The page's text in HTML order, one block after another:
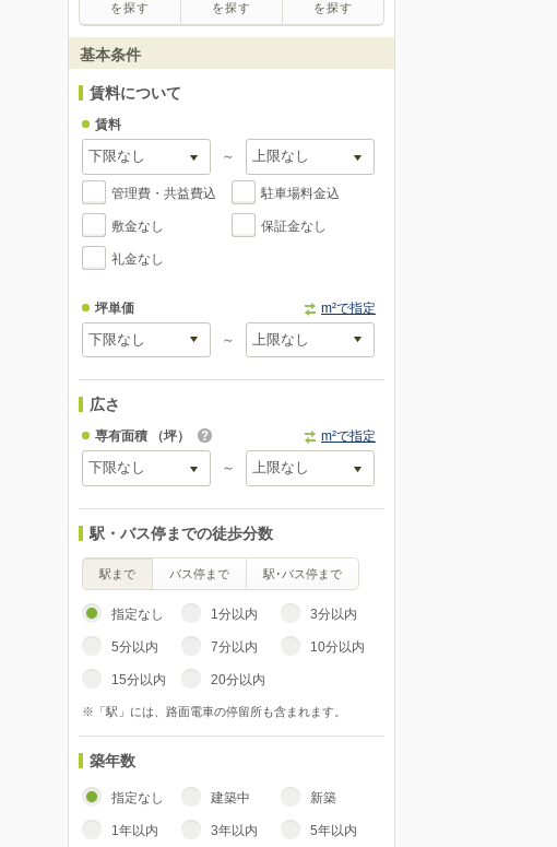
を探す を探す
を探す
基本条件
賃料について
賃料
～
管理費・共益費込 駐車場料金込
敷金なし 保証金なし
礼金なし
坪単価 m²で指定
～
広さ
専有面積 （坪） m²で指定
～
駅・バス停までの徒歩分数
駅まで バス停まで 駅･バス停まで
指定なし 1分以内 3分以内
5分以内 7分以内 10分以内
15分以内 20分以内
※「駅」には、路面電車の停留所も含まれます。
築年数
指定なし 建築中 新築
1年以内 3年以内 5年以内